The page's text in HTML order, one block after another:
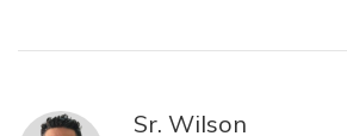
Sr. Wilson